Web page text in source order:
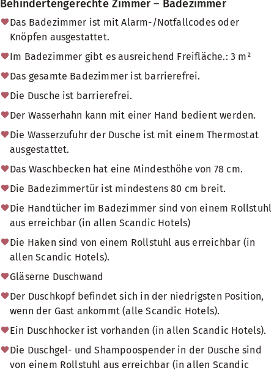
Behindertengerechte Zimmer – Badezimmer
Das Badezimmer ist mit Alarm-/Notfallcodes oder
Knöpfen ausgestattet.
Im Badezimmer gibt es ausreichend Freifläche.: 3 m²
Das gesamte Badezimmer ist barrierefrei.
Die Dusche ist barrierefrei.
Der Wasserhahn kann mit einer Hand bedient werden.
Die Wasserzufuhr der Dusche ist mit einem Thermostat
ausgestattet.
Das Waschbecken hat eine Mindesthöhe von 78 cm.
Die Badezimmertür ist mindestens 80 cm breit.
Die Handtücher im Badezimmer sind von einem Rollstuhl
aus erreichbar (in allen Scandic Hotels)
Die Haken sind von einem Rollstuhl aus erreichbar (in
allen Scandic Hotels).
Gläserne Duschwand
Der Duschkopf befindet sich in der niedrigsten Position,
wenn der Gast ankommt (alle Scandic Hotels).
Ein Duschhocker ist vorhanden (in allen Scandic Hotels).
Die Duschgel- und Shampoospender in der Dusche sind
von einem Rollstuhl aus erreichbar (in allen Scandic